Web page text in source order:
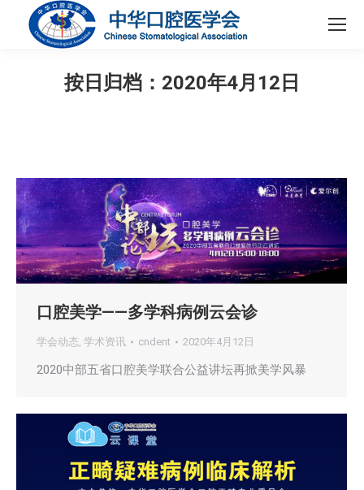
按日归档： 2020年4月12日
口腔美学——多学科病例云会诊
学会动态, 学术资讯 cndent 2020年4月12日
2020中部五省口腔美学联合公益讲坛再掀美学风暴